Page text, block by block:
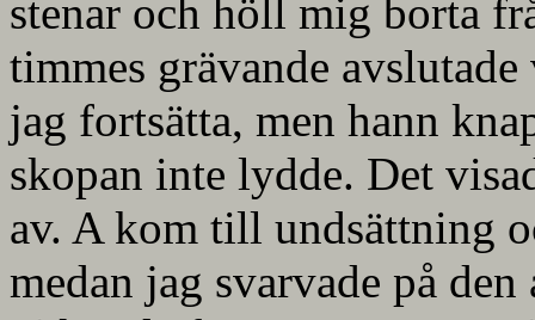
stenar och höll mig borta
timmes grävande
jag fortsätta, men hann
skopan inte lydde. Det
av. A kom till undsättning
medan jag svarvade på